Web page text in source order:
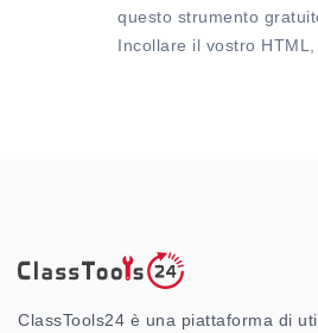
questo strumento
Incollare il vostro
ClassTools24 è una piattaforma di